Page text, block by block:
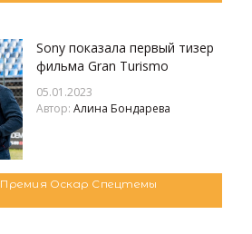
Sony показала первый тизер
фильма Gran Turismo
05.01.2023
Автор: Алина Бондарева
Премия Оскар Спецтемы